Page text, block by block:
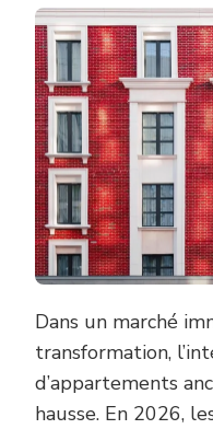
Dans un marché
transformation,
d’appartements
hausse. En 2026,